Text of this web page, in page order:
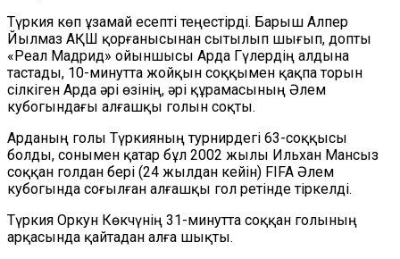
Түркия көп ұзамай есепті теңестірді. Барыш Алпер
Йылмаз АҚШ қорғанысынан сытылып шығып, допты
«Реал Мадрид» ойыншысы Арда Гүлердің алдына
тастады, 10-минутта жойқын соққымен қақпа торын
сілкіген Арда әрі өзінің, әрі құрамасының Әлем
кубогындағы алғашқы голын соқты.
Арданың голы Түркияның турнирдегі 63-соққысы
болды, сонымен қатар бұл 2002 жылы Ильхан Мансыз
соққан голдан бері (24 жылдан кейін) FIFA Әлем
кубогында соғылған алғашқы гол ретінде тіркелді.
Түркия Оркун Көкчүнің 31-минутта соққан голының
арқасында қайтадан алға шықты.